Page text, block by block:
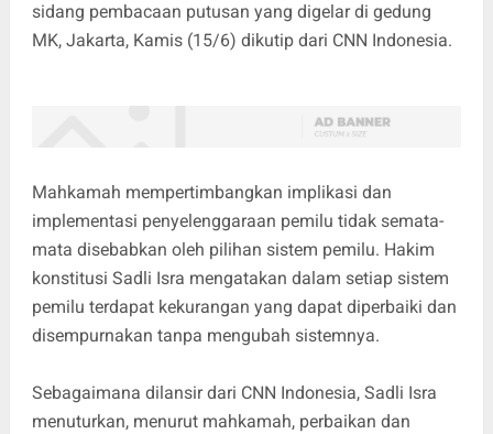
sidang pembacaan putusan yang digelar di gedung
MK, Jakarta, Kamis (15/6) dikutip dari CNN Indonesia.
Mahkamah mempertimbangkan implikasi dan
implementasi penyelenggaraan pemilu tidak semata-
mata disebabkan oleh pilihan sistem pemilu. Hakim
konstitusi Sadli Isra mengatakan dalam setiap sistem
pemilu terdapat kekurangan yang dapat diperbaiki dan
disempurnakan tanpa mengubah sistemnya.
Sebagaimana dilansir dari CNN Indonesia, Sadli Isra
menuturkan, menurut mahkamah, perbaikan dan